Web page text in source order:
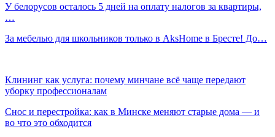
У белорусов осталось 5 дней на оплату налогов за квартиры,
…
За мебелью для школьников только в AksHome в Бресте! До…
Клининг как услуга: почему минчане всё чаще передают
уборку профессионалам
Снос и перестройка: как в Минске меняют старые дома — и
во что это обходится